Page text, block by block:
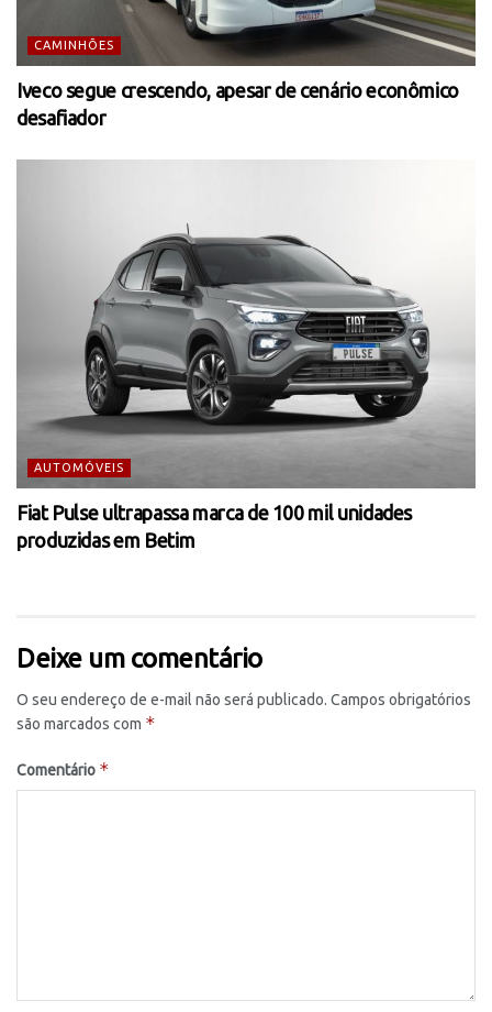
CAMINHÕES
Iveco segue crescendo, apesar de cenário econômico
desafiador
AUTOMÓVEIS
Fiat Pulse ultrapassa marca de 100 mil unidades
produzidas em Betim
Deixe um comentário
O seu endereço de e-mail não será publicado. Campos obrigatórios
são marcados com *
Comentário *